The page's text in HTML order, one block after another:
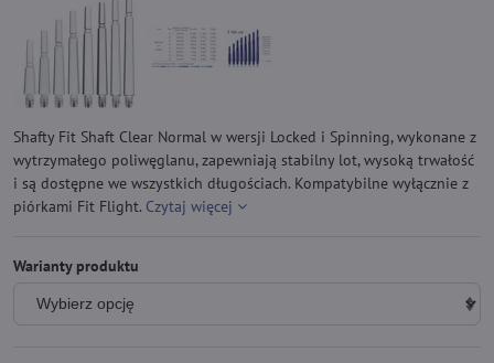
Shafty Fit Shaft Clear Normal w wersji Locked i Spinning, wykonane z
wytrzymałego poliwęglanu, zapewniają stabilny lot, wysoką trwałość
i są dostępne we wszystkich długościach. Kompatybilne wyłącznie z
piórkami Fit Flight. Czytaj więcej
Warianty produktu